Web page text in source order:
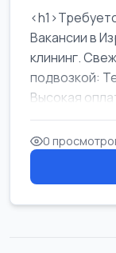
Вакансии в
клининг.
подвозкой:
Высокая
...
0